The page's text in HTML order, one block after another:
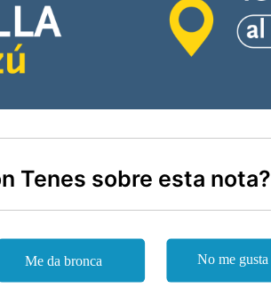
Tenes sobre esta nota?